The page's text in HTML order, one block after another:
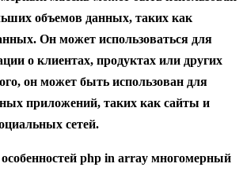
объемов данных, таких как
Он может использоваться для
о клиентах, продуктах или других
он может быть использован для
приложений, таких как сайты и
сетей.
php in array многомерный